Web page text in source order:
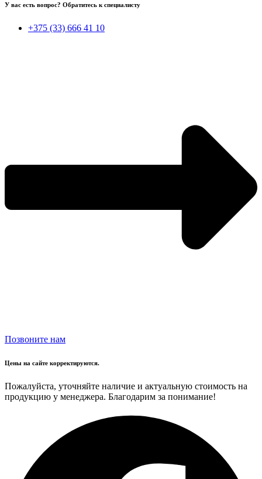
У вас есть вопрос? Обратитесь к специалисту
+375 (33) 666 41 10
Позвоните нам
Цены на сайте корректируются.
Пожалуйста, уточняйте наличие и актуальную стоимость на
продукцию у менеджера. Благодарим за понимание!